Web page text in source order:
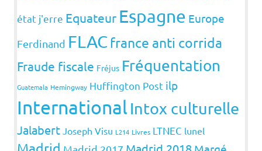
état j'erre Equateur Espagne Europe
Ferdinand FLAC france anti corrida
Fraude fiscale Fréjus Fréquentation
Guatemala Hemingway Huffington Post ilp
International Intox culturelle
Jalabert Joseph Visu L214 Livres LTNEC lunel